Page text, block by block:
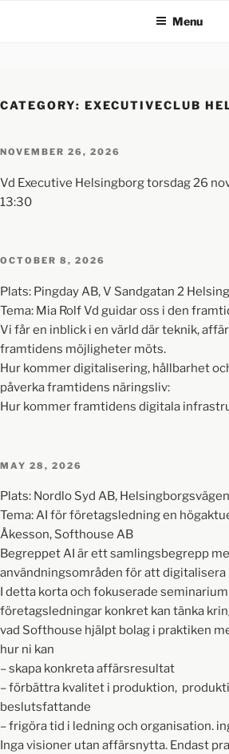
Menu
CATEGORY: EXECUTIVECLUB
NOVEMBER 26, 2026
Vd Executive Helsingborg torsdag 26
13:30
OCTOBER 8, 2026
Plats: Pingday AB, V Sandgatan 2
Tema: Mia Rolf Vd guidar oss i den
Vi får en inblick i en värld där teknik,
framtidens möjligheter möts.
Hur kommer digitalisering, hållbarhet
påverka framtidens näringsliv:
Hur kommer framtidens digitala
MAY 28, 2026
Plats: Nordlo Syd AB,
Tema: AI för företagsledning en
Åkesson, Softhouse AB
Begreppet AI är ett samlingsbegrepp
användningsområden för att digitalisera
I detta korta och fokuserade
företagsledningar konkret kan tänka
vad Softhouse hjälpt bolag i praktiken
hur ni kan
– skapa konkreta affärsresultat
– förbättra kvalitet i produktion,
beslutsfattande
– frigöra tid i ledning och organisation.
Inga visioner utan affärsnytta. Endast